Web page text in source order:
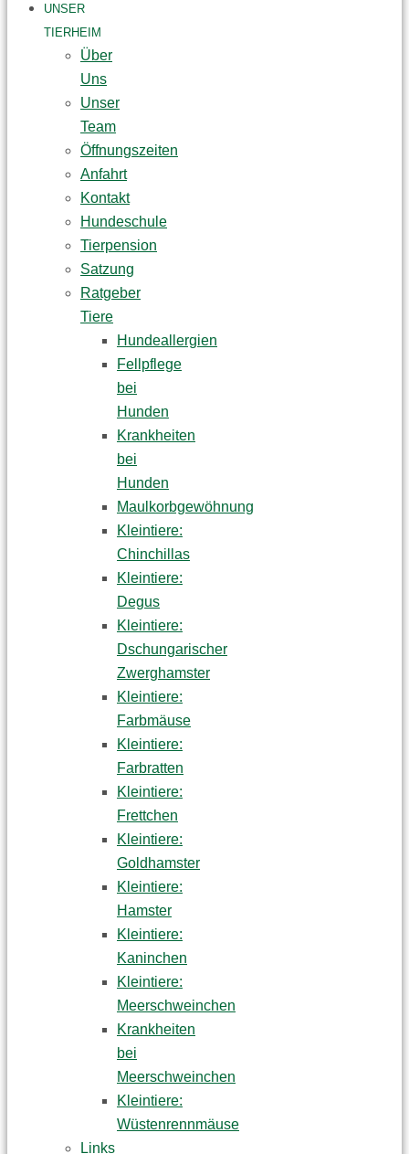
UNSER
TIERHEIM
Über
Uns
Unser
Team
Öffnungszeiten
Anfahrt
Kontakt
Hundeschule
Tierpension
Satzung
Ratgeber
Tiere
Hundeallergien
Fellpflege
bei
Hunden
Krankheiten
bei
Hunden
Maulkorbgewöhnung
Kleintiere:
Chinchillas
Kleintiere:
Degus
Kleintiere:
Dschungarischer
Zwerghamster
Kleintiere:
Farbmäuse
Kleintiere:
Farbratten
Kleintiere:
Frettchen
Kleintiere:
Goldhamster
Kleintiere:
Hamster
Kleintiere:
Kaninchen
Kleintiere:
Meerschweinchen
Krankheiten
bei
Meerschweinchen
Kleintiere:
Wüstenrennmäuse
Links